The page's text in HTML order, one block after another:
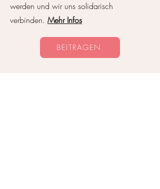
werden und wir uns solidarisch
verbinden. Mehr Infos
BEITRAGEN